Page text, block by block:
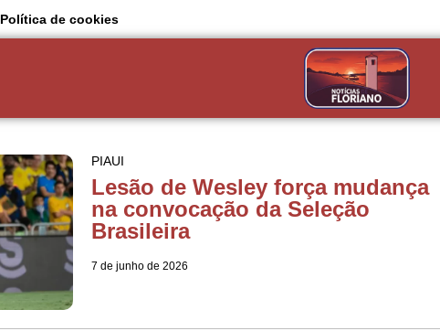
Política de cookies
PIAUI
Lesão de Wesley força mudança
na convocação da Seleção
Brasileira
7 de junho de 2026